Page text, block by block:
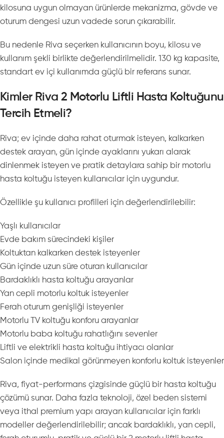
kilosuna uygun olmayan ürünlerde mekanizma, gövde ve
oturum dengesi uzun vadede sorun çıkarabilir.
Bu nedenle Riva seçerken kullanıcının boyu, kilosu ve
kullanım şekli birlikte değerlendirilmelidir. 130 kg kapasite,
standart ev içi kullanımda güçlü bir referans sunar.
Kimler Riva 2 Motorlu Liftli Hasta Koltuğunu
Tercih Etmeli?
Riva; ev içinde daha rahat oturmak isteyen, kalkarken
destek arayan, gün içinde ayaklarını yukarı alarak
dinlenmek isteyen ve pratik detaylara sahip bir motorlu
hasta koltuğu isteyen kullanıcılar için uygundur.
Özellikle şu kullanıcı profilleri için değerlendirilebilir:
Yaşlı kullanıcılar
Evde bakım sürecindeki kişiler
Koltuktan kalkarken destek isteyenler
Gün içinde uzun süre oturan kullanıcılar
Bardaklıklı hasta koltuğu arayanlar
Yan cepli motorlu koltuk isteyenler
Ferah oturum genişliği isteyenler
Motorlu TV koltuğu konforu arayanlar
Motorlu baba koltuğu rahatlığını sevenler
Liftli ve elektrikli hasta koltuğu ihtiyacı olanlar
Salon içinde medikal görünmeyen konforlu koltuk isteyenler
Riva, fiyat-performans çizgisinde güçlü bir hasta koltuğu
çözümü sunar. Daha fazla teknoloji, özel beden sistemi
veya ithal premium yapı arayan kullanıcılar için farklı
modeller değerlendirilebilir; ancak bardaklıklı, yan cepli,